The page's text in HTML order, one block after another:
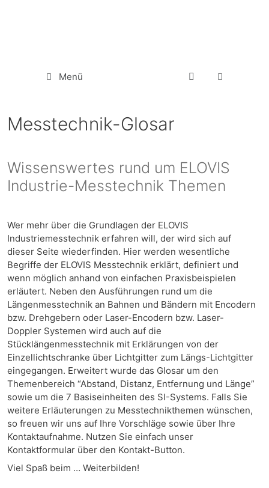
Menü
Messtechnik-Glosar
Wissenswertes rund um ELOVIS
Industrie-Messtechnik Themen
Wer mehr über die Grundlagen der ELOVIS
Industriemesstechnik erfahren will, der wird sich auf
dieser Seite wiederfinden. Hier werden wesentliche
Begriffe der ELOVIS Messtechnik erklärt, definiert und
wenn möglich anhand von einfachen Praxisbeispielen
erläutert. Neben den Ausführungen rund um die
Längenmesstechnik an Bahnen und Bändern mit Encodern
bzw. Drehgebern oder Laser-Encodern bzw. Laser-
Doppler Systemen wird auch auf die
Stücklängenmesstechnik mit Erklärungen von der
Einzellichtschranke über Lichtgitter zum Längs-Lichtgitter
eingegangen. Erweitert wurde das Glosar um den
Themenbereich “Abstand, Distanz, Entfernung und Länge”
sowie um die 7 Basiseinheiten des SI-Systems. Falls Sie
weitere Erläuterungen zu Messtechnikthemen wünschen,
so freuen wir uns auf Ihre Vorschläge sowie über Ihre
Kontaktaufnahme. Nutzen Sie einfach unser
Kontaktformular über den Kontakt-Button.
Viel Spaß beim … Weiterbilden!